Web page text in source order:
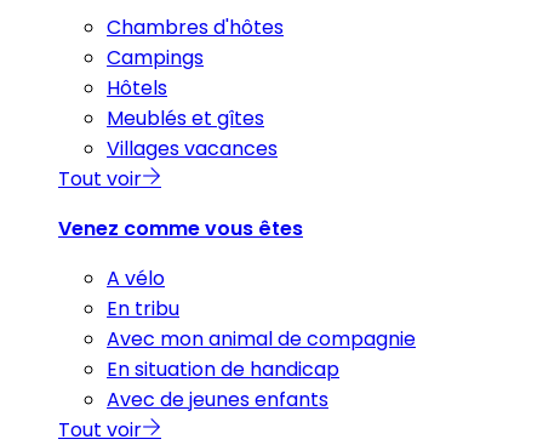
Chambres d'hôtes
Campings
Hôtels
Meublés et gîtes
Villages vacances
Tout voir
Venez comme vous êtes
A vélo
En tribu
Avec mon animal de compagnie
En situation de handicap
Avec de jeunes enfants
Tout voir